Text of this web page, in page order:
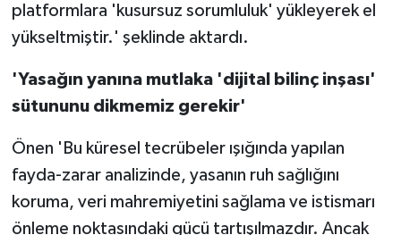
platformlara 'kusursuz sorumluluk' yükleyerek el
yükseltmiştir.' şeklinde aktardı.
'Yasağın yanına mutlaka 'dijital bilinç inşası'
sütununu dikmemiz gerekir'
Önen 'Bu küresel tecrübeler ışığında yapılan
fayda-zarar analizinde, yasanın ruh sağlığını
koruma, veri mahremiyetini sağlama ve istismarı
önleme noktasındaki gücü tartışılmazdır. Ancak